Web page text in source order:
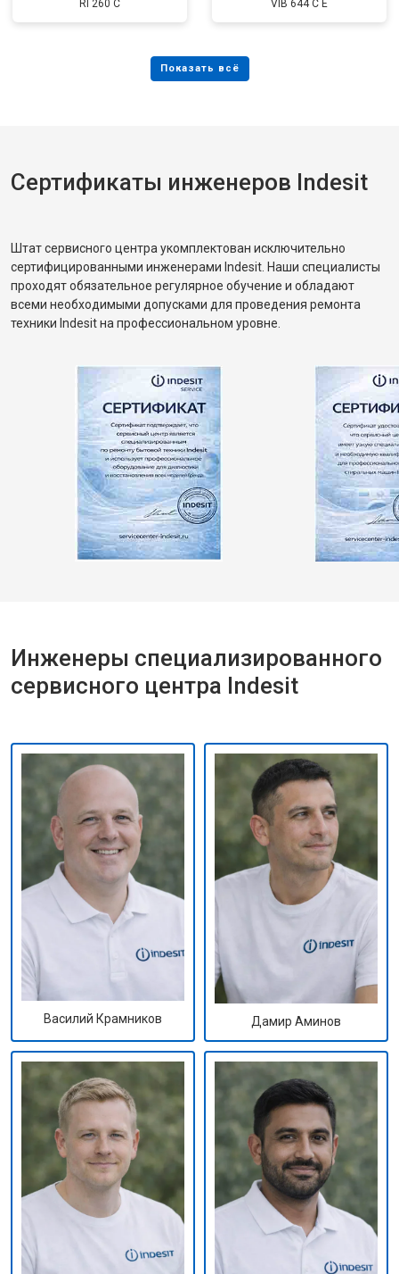
RI 260 C VIB 644 C E
Сертификаты инженеров Indesit
Штат сервисного центра укомплектован исключительно
сертифицированными инженерами Indesit. Наши специалисты
проходят обязательное регулярное обучение и обладают
всеми необходимыми допусками для проведения ремонта
техники Indesit на профессиональном уровне.
Инженеры специализированного
сервисного центра Indesit
Василий Крамников Дамир Аминов